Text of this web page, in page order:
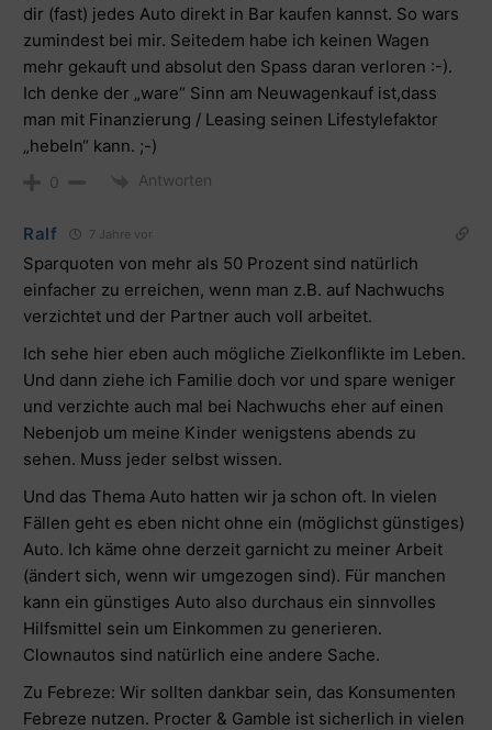
dir (fast) jedes Auto direkt in Bar kaufen kannst. So wars
zumindest bei mir. Seitedem habe ich keinen Wagen
mehr gekauft und absolut den Spass daran verloren :-).
Ich denke der „ware“ Sinn am Neuwagenkauf ist,dass
man mit Finanzierung / Leasing seinen Lifestylefaktor
„hebeln“ kann. ;-)
0 Antworten
Ralf 7 Jahre vor
Sparquoten von mehr als 50 Prozent sind natürlich
einfacher zu erreichen, wenn man z.B. auf Nachwuchs
verzichtet und der Partner auch voll arbeitet.
Ich sehe hier eben auch mögliche Zielkonflikte im Leben.
Und dann ziehe ich Familie doch vor und spare weniger
und verzichte auch mal bei Nachwuchs eher auf einen
Nebenjob um meine Kinder wenigstens abends zu
sehen. Muss jeder selbst wissen.
Und das Thema Auto hatten wir ja schon oft. In vielen
Fällen geht es eben nicht ohne ein (möglichst günstiges)
Auto. Ich käme ohne derzeit garnicht zu meiner Arbeit
(ändert sich, wenn wir umgezogen sind). Für manchen
kann ein günstiges Auto also durchaus ein sinnvolles
Hilfsmittel sein um Einkommen zu generieren.
Clownautos sind natürlich eine andere Sache.
Zu Febreze: Wir sollten dankbar sein, das Konsumenten
Febreze nutzen. Procter & Gamble ist sicherlich in vielen